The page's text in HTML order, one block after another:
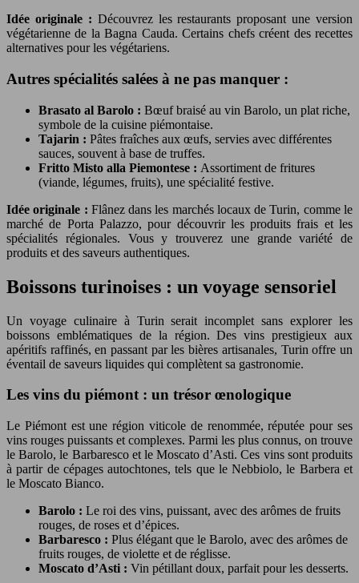
Idée originale : Découvrez les restaurants proposant une version
végétarienne de la Bagna Cauda. Certains chefs créent des recettes
alternatives pour les végétariens.
Autres spécialités salées à ne pas manquer :
Brasato al Barolo : Bœuf braisé au vin Barolo, un plat riche,
symbole de la cuisine piémontaise.
Tajarin : Pâtes fraîches aux œufs, servies avec différentes
sauces, souvent à base de truffes.
Fritto Misto alla Piemontese : Assortiment de fritures
(viande, légumes, fruits), une spécialité festive.
Idée originale : Flânez dans les marchés locaux de Turin, comme le
marché de Porta Palazzo, pour découvrir les produits frais et les
spécialités régionales. Vous y trouverez une grande variété de
produits et des saveurs authentiques.
Boissons turinoises : un voyage sensoriel
Un voyage culinaire à Turin serait incomplet sans explorer les
boissons emblématiques de la région. Des vins prestigieux aux
apéritifs raffinés, en passant par les bières artisanales, Turin offre un
éventail de saveurs liquides qui complètent sa gastronomie.
Les vins du piémont : un trésor œnologique
Le Piémont est une région viticole de renommée, réputée pour ses
vins rouges puissants et complexes. Parmi les plus connus, on trouve
le Barolo, le Barbaresco et le Moscato d’Asti. Ces vins sont produits
à partir de cépages autochtones, tels que le Nebbiolo, le Barbera et
le Moscato Bianco.
Barolo : Le roi des vins, puissant, avec des arômes de fruits
rouges, de roses et d’épices.
Barbaresco : Plus élégant que le Barolo, avec des arômes de
fruits rouges, de violette et de réglisse.
Moscato d’Asti : Vin pétillant doux, parfait pour les desserts.